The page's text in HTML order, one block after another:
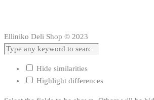
Elliniko Deli Shop © 2023
Hide similarities
Highlight differences